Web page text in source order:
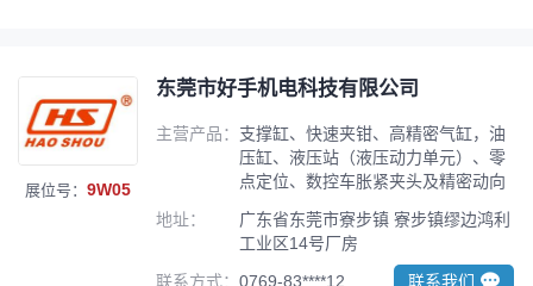
展位号：9W05
东莞市好手机电科技有限公司
主营产品： 支撑缸、快速夹钳、高精密气缸，油
压缸、液压站（液压动力单元）、零
点定位、数控车胀紧夹头及精密动向
地址：
广东省东莞市寮步镇 寮步镇缪边鸿利
工业区14号厂房
联系方式：0769-83****12 联系我们